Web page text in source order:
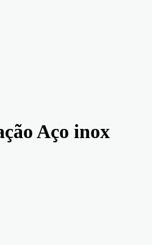
Aço inox